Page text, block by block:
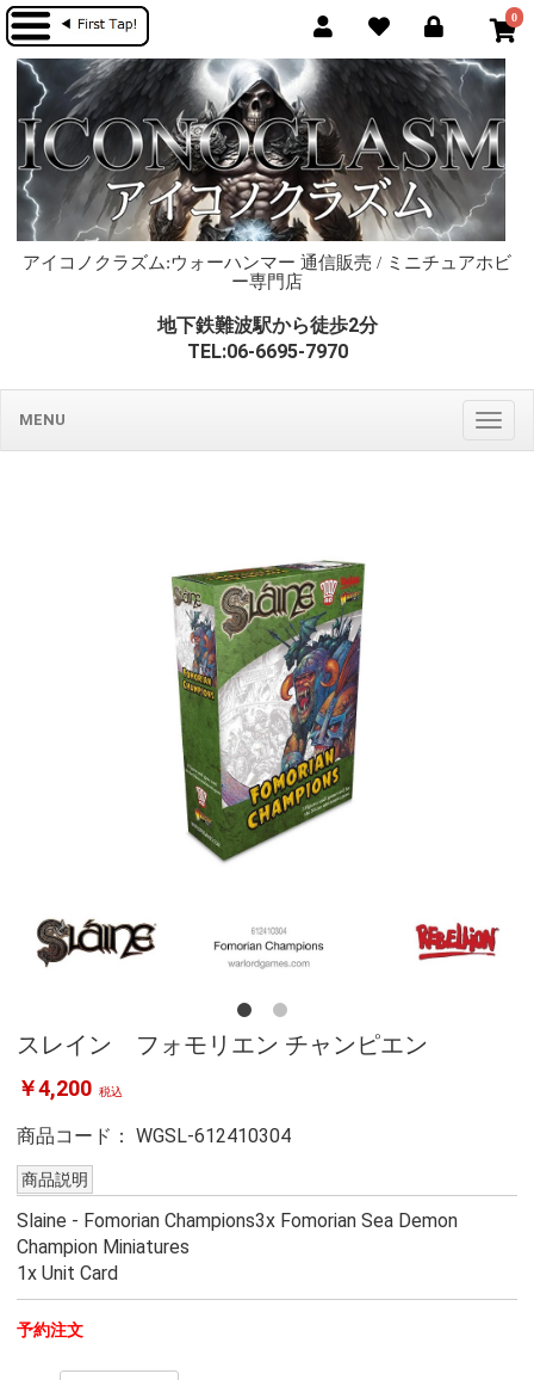
0
アイコノクラズム:ウォーハンマー 通信販売 / ミニチュアホビ
ー専門店
地下鉄難波駅から徒歩2分
TEL:06-6695-7970
MENU
スレイン フォモリエン チャンピエン
￥4,200 税込
商品コード： WGSL-612410304
商品説明
Slaine - Fomorian Champions3x Fomorian Sea Demon
Champion Miniatures
1x Unit Card
予約注文